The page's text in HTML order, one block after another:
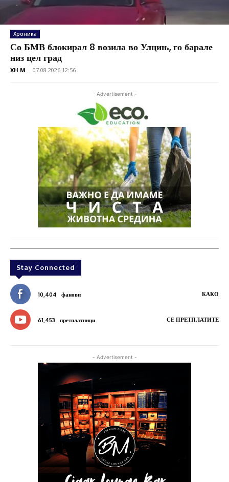
Хроника
Со БМВ блокирал 8 возила во Улцињ, го барале
низ цел град
XH M - 07.08.2026 12:56
- Advertisement -
Stay Connected
10,404 фанови КАКО
61,453 претплатници СЕ ПРЕТПЛАТИТЕ
- Advertisement -